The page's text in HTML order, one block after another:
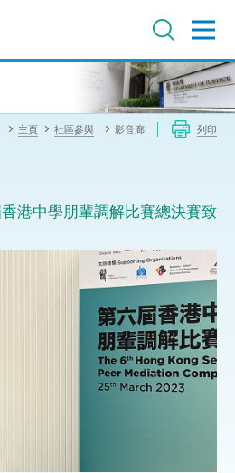
主頁 社區參與 影音廊 列印
港中學朋輩調解比賽總決賽致